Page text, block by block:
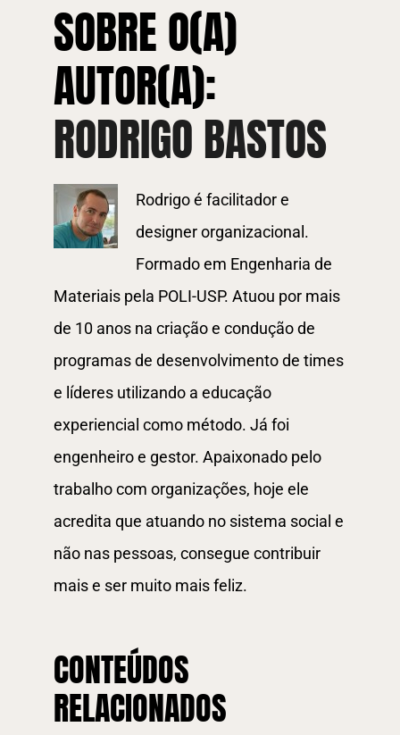
SOBRE O(A)
AUTOR(A):
RODRIGO BASTOS
Rodrigo é facilitador e
designer organizacional.
Formado em Engenharia de
Materiais pela POLI-USP. Atuou por mais
de 10 anos na criação e condução de
programas de desenvolvimento de times
e líderes utilizando a educação
experiencial como método. Já foi
engenheiro e gestor. Apaixonado pelo
trabalho com organizações, hoje ele
acredita que atuando no sistema social e
não nas pessoas, consegue contribuir
mais e ser muito mais feliz.
CONTEÚDOS
RELACIONADOS